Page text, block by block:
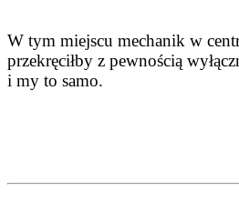
W tym miejscu mechanik w
przekręciłby z pewnością
i my to samo.